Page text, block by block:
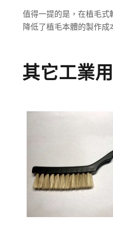
值得一提的是，在植毛式
降低了植毛本體的製作成
其它工業